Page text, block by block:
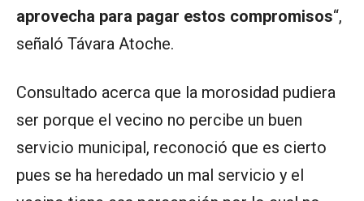
aprovecha para pagar estos compromisos“,
señaló Távara Atoche.
Consultado acerca que la morosidad pudiera
ser porque el vecino no percibe un buen
servicio municipal, reconoció que es cierto
pues se ha heredado un mal servicio y el